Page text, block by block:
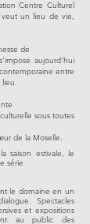
Centre Culturel
veutun lieu de vie,
de
aujourd’hui
entre
lieu.
sous toutes
de la Moselle.
saison estivale, le
série
le domaine en un
Spectacles
et expositions
au public des